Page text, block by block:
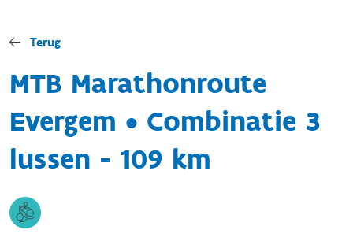
Terug
MTB Marathonroute
Evergem • Combinatie 3
lussen - 109 km